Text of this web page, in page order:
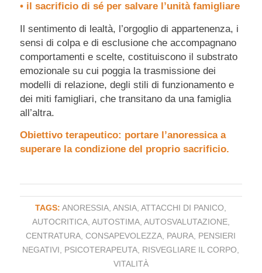
• il sacrificio di sé per salvare l’unità famigliare
Il sentimento di lealtà, l’orgoglio di appartenenza, i
sensi di colpa e di esclusione che accompagnano
comportamenti e scelte, costituiscono il substrato
emozionale su cui poggia la trasmissione dei
modelli di relazione, degli stili di funzionamento e
dei miti famigliari, che transitano da una famiglia
all’altra.
Obiettivo terapeutico: portare l’anoressica a
superare la condizione del proprio sacrificio.
TAGS: ANORESSIA ,ANSIA ,ATTACCHI DI PANICO
AUTOCRITICA, AUTOSTIMA, AUTOSVALUTAZIONE,
CENTRATURA ,CONSAPEVOLEZZA PAURA PENSIERI
NEGATIVI
PSICOTERAPEUTA RISVEGLIARE IL CORPO
VITALITÀ